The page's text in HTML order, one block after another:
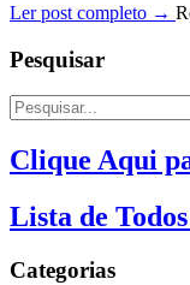
Ler post completo →
Pesquisar
Clique Aqui
Lista de
Categorias